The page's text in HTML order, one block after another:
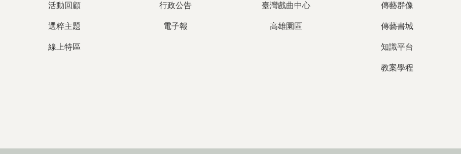
活動回顧
選粹主題
線上特區
行政公告
電子報
臺灣戲曲中心
高雄園區
傳藝群像
傳藝書城
知識平台
教案學程